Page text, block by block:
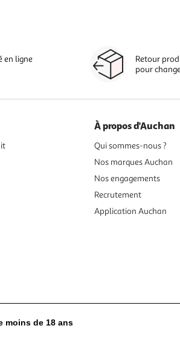
en ligne
Retour
pour
À propos d'Auchan
Qui sommes-nous ?
Nos marques Auchan
Nos engagements
Recrutement
Application Auchan
moins de 18 ans